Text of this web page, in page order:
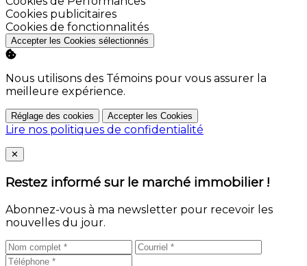
Activer
Cookies publicitaires
Activer
Cookies de fonctionnalités
Accepter les Cookies sélectionnés
Nous utilisons des Témoins pour vous assurer la
meilleure expérience.
Réglage des cookies Accepter les Cookies
Lire nos politiques de confidentialité
Close
✕
Restez informé sur le marché immobilier !
Abonnez-vous à ma newsletter pour recevoir les
nouvelles du jour.